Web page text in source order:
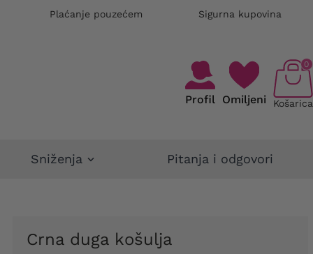
Plaćanje pouzećem Sigurna kupovina
Profil Omiljeni Košarica
0
Sniženja Pitanja i odgovori
Crna duga košulja